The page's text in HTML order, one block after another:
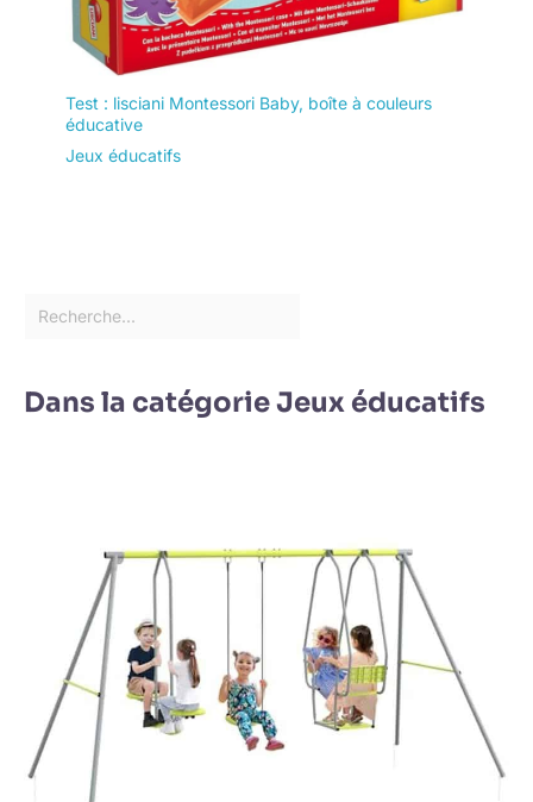
Test : lisciani Montessori Baby, boîte à couleurs
éducative
Jeux éducatifs
Dans la catégorie Jeux éducatifs